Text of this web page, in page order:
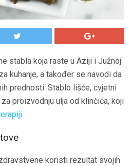
stabla koja raste u Aziji i Južnoj
kuhanje, a također se navodi da
prednosti. Stablo lišće, cvjetni
proizvodnju ulja od klinčića, koji
.
koristi rezultat svojih